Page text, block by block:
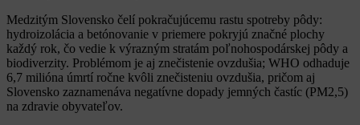
Medzitým Slovensko čelí pokračujúcemu rastu spotreby pôdy:
hydroizolácia a betónovanie v priemere pokryjú značné plochy
každý rok, čo vedie k výrazným stratám poľnohospodárskej pôdy a
biodiverzity. Problémom je aj znečistenie ovzdušia; WHO odhaduje
6,7 milióna úmrtí ročne kvôli znečisteniu ovzdušia, pričom aj
Slovensko zaznamenáva negatívne dopady jemných častíc (PM2,5)
na zdravie obyvateľov.